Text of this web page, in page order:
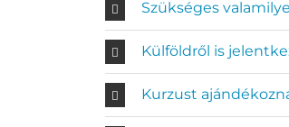
Szükséges
Külföldről is
Kurzust